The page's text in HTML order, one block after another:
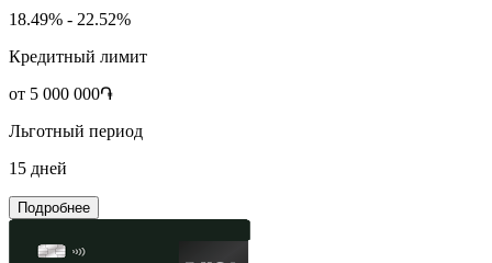
18.49% - 22.52%
Кредитный лимит
от 5 000 000֏
Льготный период
15 дней
Подробнее